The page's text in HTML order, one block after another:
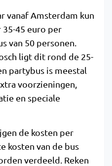
vanaf Amsterdam kun
35-45 euro per
van 50 personen.
ligt dit rond de 25-
partybus is meestal
voorzieningen,
en speciale
de kosten per
kosten van de bus
verdeeld. Reken